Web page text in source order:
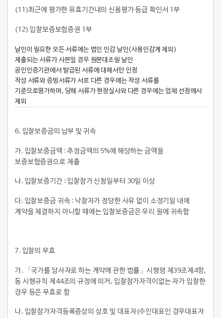
(11)최근에 평가한 유효기간내의 신용평가 등급 확인서 1부
(12) 입찰보증보험증권 1부
날인이 필요한 모든 서류에는 법인 인감 날인(사용인감계 제외)
제출되는 서류가 사본일 경우 원본대조필 날인
공인인증기관에서 발급된 서류에 대해서만 인정
작성 서류와 증빙서류가 서로 다른 경우에는 작성 서류를
기준으로평가하며, 당해 서류가 현장실사와 다른 경우에는 업체 선정에서
제외
6. 입찰보증금의 납부 및 귀속
가. 입찰보증금액 : 추정금액의 5%에 해당하는 금액을
보증보험증권으로 제출
나. 입찰보증기간 : 입찰참가 신청일부터 30일 이상
다. 입찰보증금 귀속 : 낙찰자가 정당한 사유 없이 소정기일 내에
계약을 체결하지 아니할 때에는 입찰보증금은 우리 원에 귀속함
7. 입찰의 무효
가. 「국가를 당사자로 하는 계약에 관한 법률」시행령 제39조제4항,
동 시행규칙 제44조의 규정에 의거, 입찰참가자격이없는 자가 입찰한
경우 등은 무효로 함
나. 입찰참가자격등록증상의 상호 및 대표자(수인대표인 경우대표자